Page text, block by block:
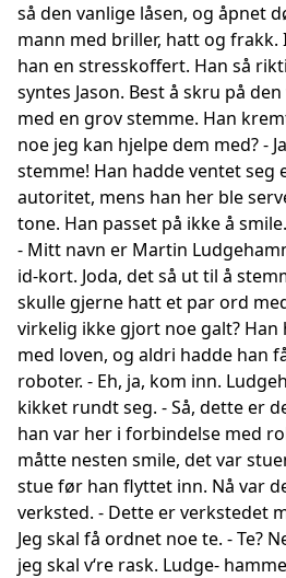
så den vanlige låsen, og åpnet
mann med briller, hatt og frakk.
han en stresskoffert. Han så
syntes Jason. Best å skru på
med en grov stemme. Han
noe jeg kan hjelpe dem med? -
stemme! Han hadde ventet seg
autoritet, mens han her ble
tone. Han passet på ikke å
- Mitt navn er Martin
id-kort. Joda, det så ut til å
skulle gjerne hatt et par ord
virkelig ikke gjort noe galt? Han
med loven, og aldri hadde han
roboter. - Eh, ja, kom inn.
kikket rundt seg. - Så, dette er
han var her i forbindelse med
måtte nesten smile, det var
stue før han flyttet inn. Nå var
verksted. - Dette er verkstedet
Jeg skal få ordnet noe te. - Te?
jeg skal v‘re rask. Ludge-